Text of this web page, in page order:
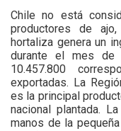
Chile no está
productores de
hortaliza genera un
durante el mes de
10.457.800
exportadas. La
es la principal
nacional plantada.
manos de la